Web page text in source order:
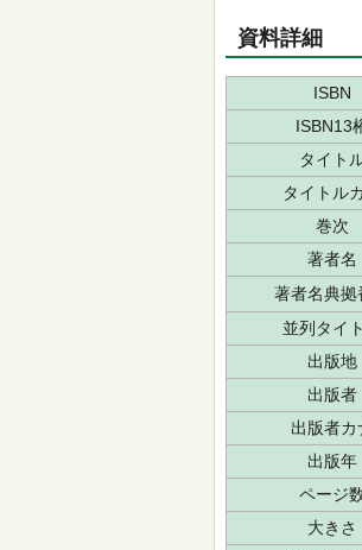
資料詳細
ISBN
ISBN13
タイト
タイトル
巻次
著者名
著者名典拠
並列タイ
出版地
出版者
出版者カ
出版年
ページ
大きさ